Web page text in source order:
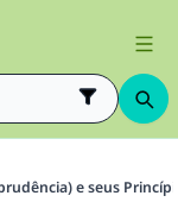
e seus